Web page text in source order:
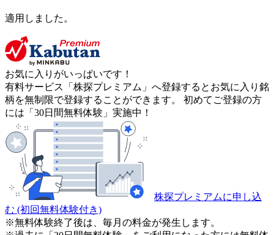
適用しました。
お気に入りがいっぱいです！
有料サービス「株探プレミアム」へ登録するとお気に入り銘
柄を無制限で登録することができます。 初めてご登録の方
には「30日間無料体験」実施中！
株探プレミアムに申し込
む (初回無料体験付き)
※無料体験終了後は、毎月の料金が発生します。